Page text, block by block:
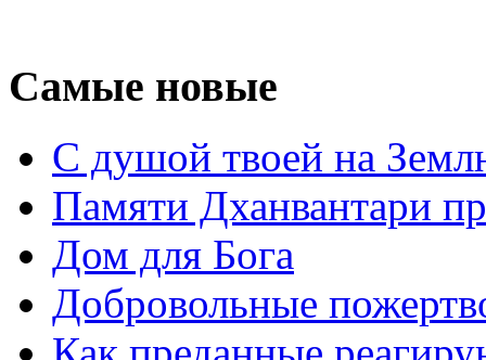
Самые новые
С душой твоей на
Памяти Дханвантари
Дом для Бога
Добровольные